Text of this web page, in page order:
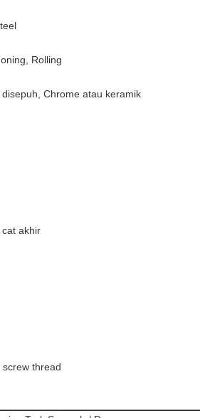
Rolling
Chrome atau keramik
akhir
thread